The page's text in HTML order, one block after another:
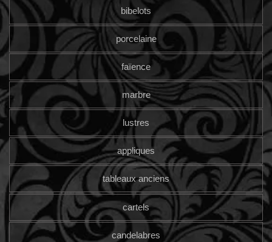
bibelots
porcelaine
faïence
marbre
lustres
appliques
tableaux anciens
cartels
candelabres